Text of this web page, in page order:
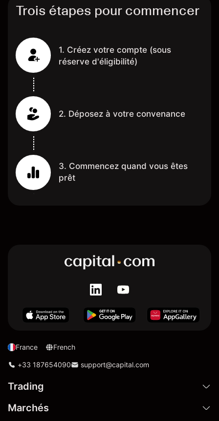
Trois étapes pour commencer
1. Créez votre compte (sous
réserve d'éligibilité)
2. Déposez à votre convenance
3. Commencez quand vous êtes
prêt
France French
+33 187654090 support@capital.com
Trading
Marchés